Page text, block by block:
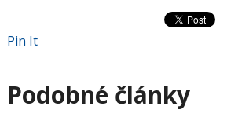
Pin It
Podobné články